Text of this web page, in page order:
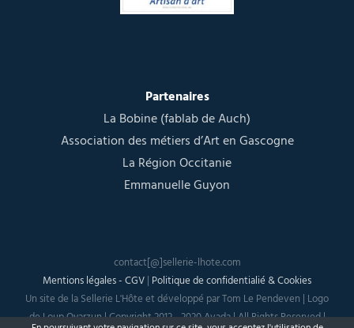
Partenaires
La Bobine (fablab de Auch)
Association des métiers d’Art en Gascogne
La Région Occitanie
Emmanuelle Guyon
contact[@]sellerie-lhote.com
Mentions légales - CGV Politique de confidentialié & Cookies
Un site de la Sellerie L'Hôte et développé par Tom Le Pendeven | Logo
de Loup Oyarzun | Copyright 2012 - 2020 Avada | All Rights Reserved |